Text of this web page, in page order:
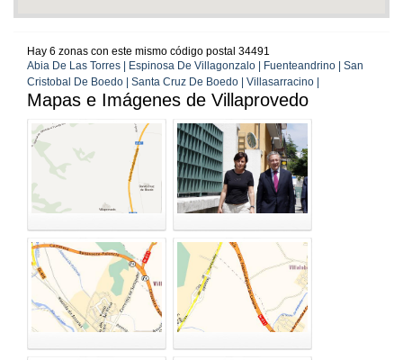
Hay 6 zonas con este mismo código postal 34491
Abia De Las Torres | Espinosa De Villagonzalo | Fuenteandrino | San
Cristobal De Boedo | Santa Cruz De Boedo | Villasarracino |
Mapas e Imágenes de Villaprovedo